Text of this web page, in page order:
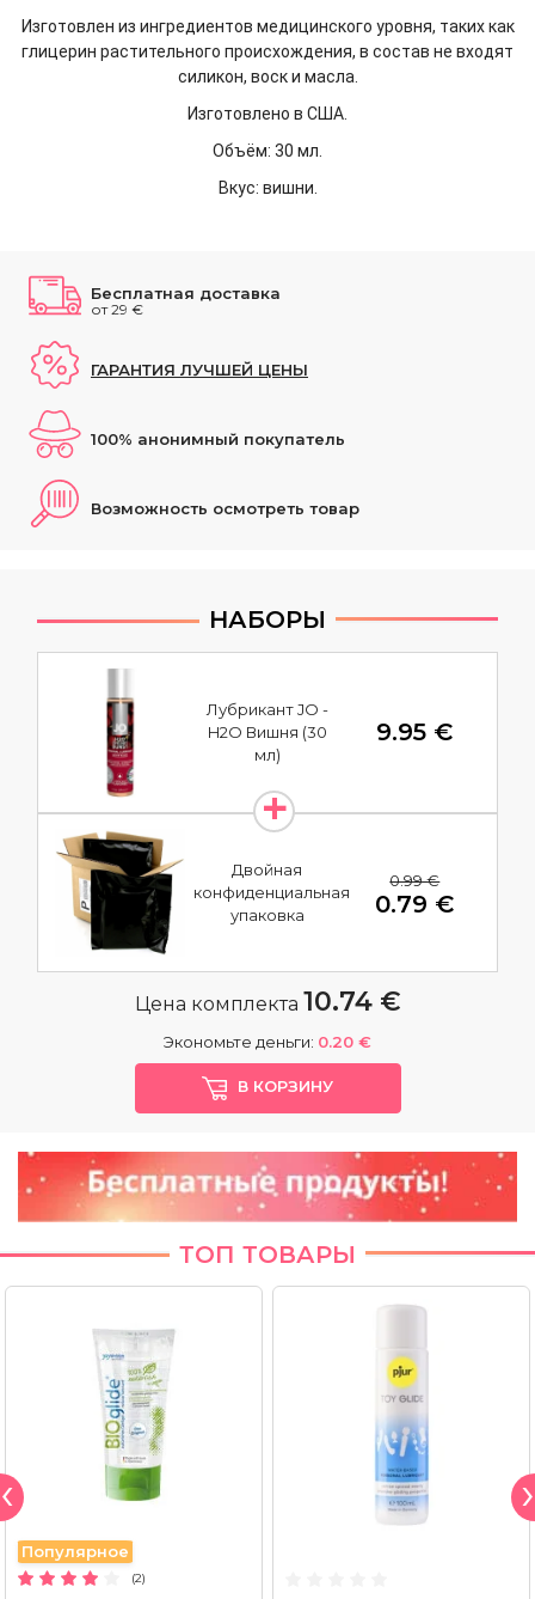
Изготовлен из ингредиентов медицинского уровня, таких как
глицерин растительного происхождения, в состав не входят
силикон, воск и масла.
Изготовлено в США.
Объём: 30 мл.
Вкус: вишни.
Бесплатная доставка
от 29 €
ГАРАНТИЯ ЛУЧШЕЙ ЦЕНЫ
100% анонимный покупатель
Возможность осмотреть товар
НАБОРЫ
Лубрикант JO -
H2O Вишня (30
мл)
9.95 €
Двойная
конфиденциальная
упаковка
0.99 €
0.79 €
Цена комплекта 10.74 €
Экономьте деньги: 0.20 €
В КОРЗИНУ
ТОП ТОВАРЫ
Популярное
(2)